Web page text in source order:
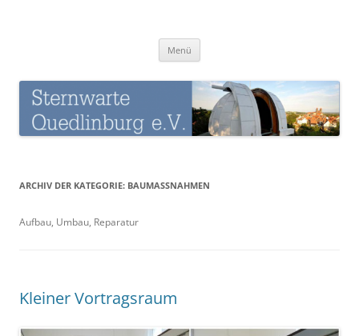
Menü
ARCHIV DER KATEGORIE: BAUMASSNAHMEN
Aufbau, Umbau, Reparatur
Kleiner Vortragsraum